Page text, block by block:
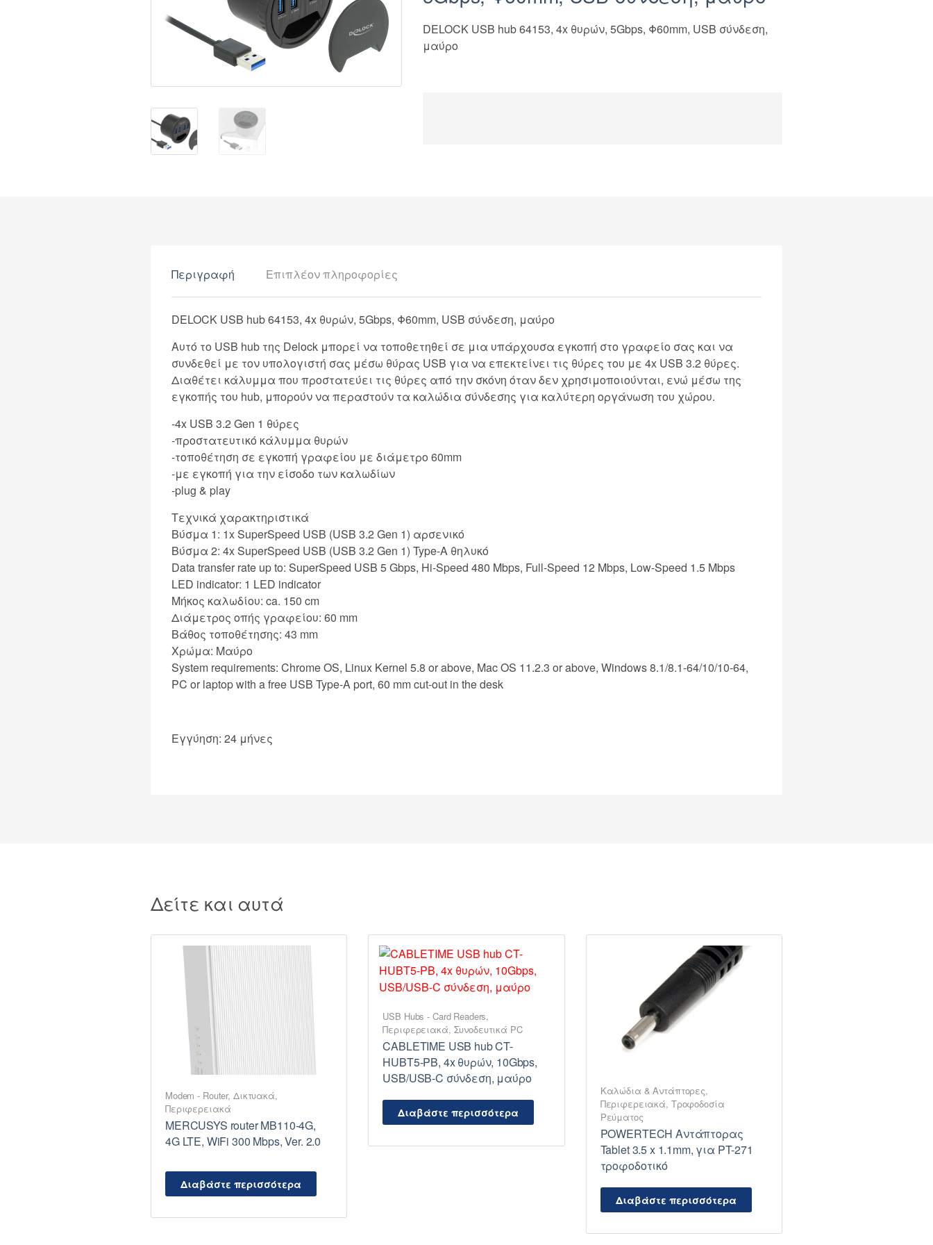
DELOCK USB hub 64153, 4x θυρών, 5Gbps, Φ60mm, USB σύνδεση,
μαύρο
Περιγραφή Επιπλέον πληροφορίες
DELOCK USB hub 64153, 4x θυρών, 5Gbps, Φ60mm, USB σύνδεση, μαύρο
Αυτό το USB hub της Delock μπορεί να τοποθετηθεί σε μια υπάρχουσα εγκοπή στο γραφείο σας και να
συνδεθεί με τον υπολογιστή σας μέσω θύρας USB για να επεκτείνει τις θύρες του με 4x USB 3.2 θύρες.
Διαθέτει κάλυμμα που προστατεύει τις θύρες από την σκόνη όταν δεν χρησιμοποιούνται, ενώ μέσω της
εγκοπής του hub, μπορούν να περαστούν τα καλώδια σύνδεσης για καλύτερη οργάνωση του χώρου.
-4x USB 3.2 Gen 1 θύρες
-προστατευτικό κάλυμμα θυρών
-τοποθέτηση σε εγκοπή γραφείου με διάμετρο 60mm
-με εγκοπή για την είσοδο των καλωδίων
-plug & play
Τεχνικά χαρακτηριστικά
Βύσμα 1: 1x SuperSpeed USB (USB 3.2 Gen 1) αρσενικό
Βύσμα 2: 4x SuperSpeed USB (USB 3.2 Gen 1) Type-A θηλυκό
Data transfer rate up to: SuperSpeed USB 5 Gbps, Hi-Speed 480 Mbps, Full-Speed 12 Mbps, Low-Speed 1.5 Mbps
LED indicator: 1 LED indicator
Μήκος καλωδίου: ca. 150 cm
Διάμετρος οπής γραφείου: 60 mm
Βάθος τοποθέτησης: 43 mm
Χρώμα: Μαύρο
System requirements: Chrome OS, Linux Kernel 5.8 or above, Mac OS 11.2.3 or above, Windows 8.1/8.1-64/10/10-64,
PC or laptop with a free USB Type-A port, 60 mm cut-out in the desk
Εγγύηση: 24 μήνες
Δείτε και αυτά
Modem - Router, Δικτυακά,
Περιφερειακά
MERCUSYS router MB110-4G,
4G LTE, WiFi 300 Mbps, Ver. 2.0
Διαβάστε περισσότερα
USB Hubs - Card Readers,
Περιφερειακά, Συνοδευτικά PC
CABLETIME USB hub CT-
HUBT5-PB, 4x θυρών, 10Gbps,
USB/USB-C σύνδεση, μαύρο
Διαβάστε περισσότερα
Καλώδια & Αντάπτορες,
Περιφερειακά, Τροφοδοσία
Ρεύματος
POWERTECH Αντάπτορας
Tablet 3.5 x 1.1mm, για PT-271
τροφοδοτικό
Διαβάστε περισσότερα